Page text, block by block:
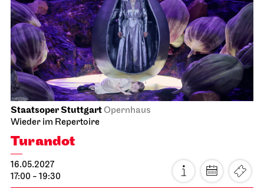
La traviata
25.04.2027
14:00